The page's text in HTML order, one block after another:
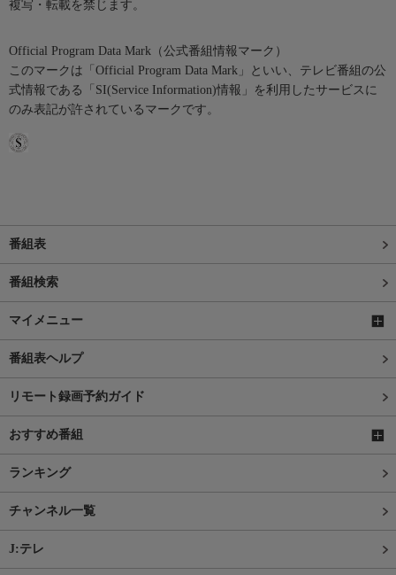
複写・転載を禁じます。
Official Program Data Mark（公式番組情報マーク）
このマークは「Official Program Data Mark」といい、テレビ番組の公
式情報である「SI(Service Information)情報」を利用したサービスに
のみ表記が許されているマークです。
番組表
番組検索
マイメニュー
番組表ヘルプ
リモート録画予約ガイド
おすすめ番組
ランキング
チャンネル一覧
J:テレ